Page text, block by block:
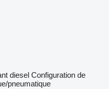
diesel Configuration de
pneumatique